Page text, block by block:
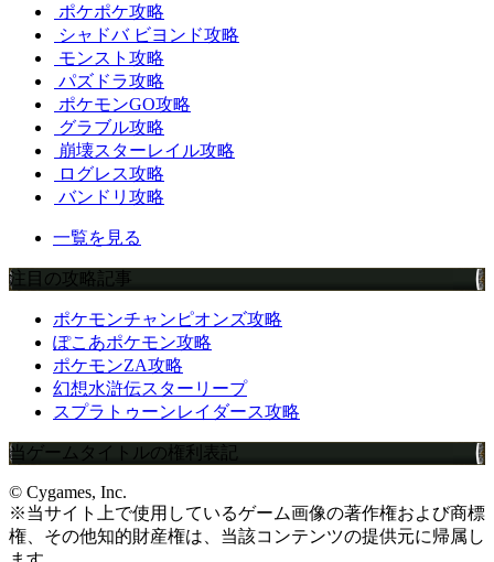
ポケポケ攻略
シャドバ ビヨンド攻略
モンスト攻略
パズドラ攻略
ポケモンGO攻略
グラブル攻略
崩壊スターレイル攻略
ログレス攻略
バンドリ攻略
一覧を見る
注目の攻略記事
ポケモンチャンピオンズ攻略
ぽこあポケモン攻略
ポケモンZA攻略
幻想水滸伝スターリープ
スプラトゥーンレイダース攻略
当ゲームタイトルの権利表記
© Cygames, Inc.
※当サイト上で使用しているゲーム画像の著作権および商標
権、その他知的財産権は、当該コンテンツの提供元に帰属し